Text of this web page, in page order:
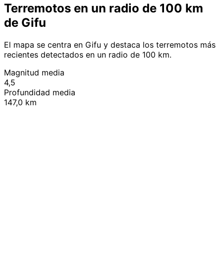
Terremotos en un radio de 100 km
de Gifu
El mapa se centra en Gifu y destaca los terremotos más
recientes detectados en un radio de 100 km.
Magnitud media
4,5
Profundidad media
147,0 km